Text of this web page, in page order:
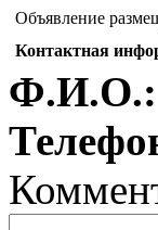
Объявление
Контактная
Ф.И.О.: